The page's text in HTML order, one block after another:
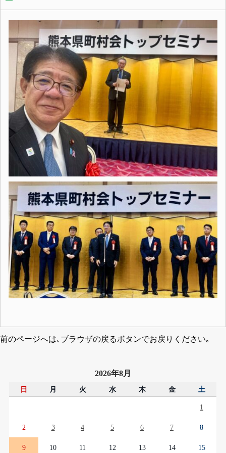
前のページへは､ブラウザの戻るボタンでお戻りください｡
2026年8月
日 月 火 水 木 金 土
1
2 3 4 5 6 7 8
9 10 11 12 13 14 15